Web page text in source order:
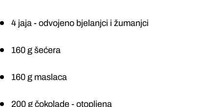
4 jaja - odvojeno bjelanjci i žumanjci
160 g šećera
160 g maslaca
200 g čokolade - otopljena